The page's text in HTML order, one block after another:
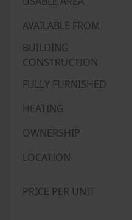
AVAILABLE FROM
BUILDING
CONSTRUCTION
FULLY FURNISHED
HEATING
OWNERSHIP
LOCATION
PRICE PER UNIT